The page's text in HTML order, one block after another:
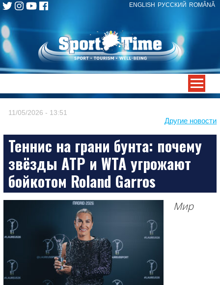
ENGLISH РУССКИЙ ROMÂNĂ
Skip
to
content
Другие новости
11/05/2026 - 13:51
Теннис на грани бунта: почему
звёзды ATP и WTA угрожают
бойкотом Roland Garros
Мир